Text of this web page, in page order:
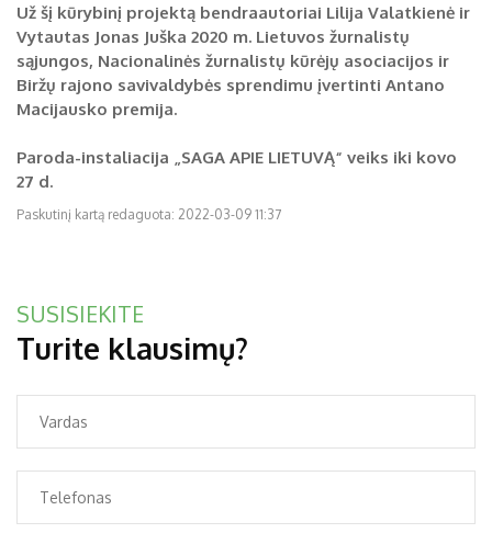
Už šį kūrybinį projektą bendraautoriai Lilija Valatkienė ir
Vytautas Jonas Juška 2020 m. Lietuvos žurnalistų
sąjungos, Nacionalinės žurnalistų kūrėjų asociacijos ir
Biržų rajono savivaldybės sprendimu įvertinti Antano
Macijausko premija.
Paroda-instaliacija „SAGA APIE LIETUVĄ“ veiks iki kovo
27 d.
Paskutinį kartą redaguota: 2022-03-09 11:37
SUSISIEKITE
Turite klausimų?